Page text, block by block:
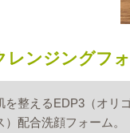
レンジングフ
を整えるEDP3（オリ
）配合洗顔フォーム。